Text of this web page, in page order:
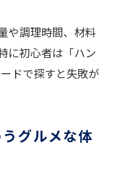
や調理時間、材料
に初心者は「ハン
ドで探すと失敗が
グルメな体